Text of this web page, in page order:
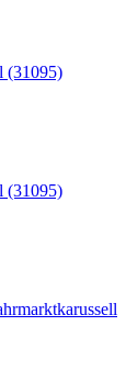
(31095)
(31095)